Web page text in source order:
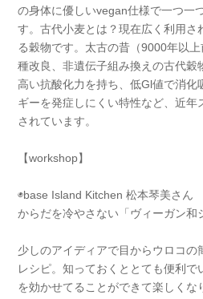
の身体に優しいvegan仕様で一つ一
す。古代小麦とは？現在広く利用さ
る穀物です。太古の昔（9000年以
種改良、非遺伝子組み換えの古代穀
高い抗酸化力を持ち、低Gl値で消化
ギーを発症しにくい特性など、近年
されています。
【workshop】
◉base Island Kitchen 松本琴美さん
からだを冷やさない「ヴィーガン和
少しのアイディアで目からウロコの
レシピ。知っておくととても便利で
を効かせてることができて楽しくな